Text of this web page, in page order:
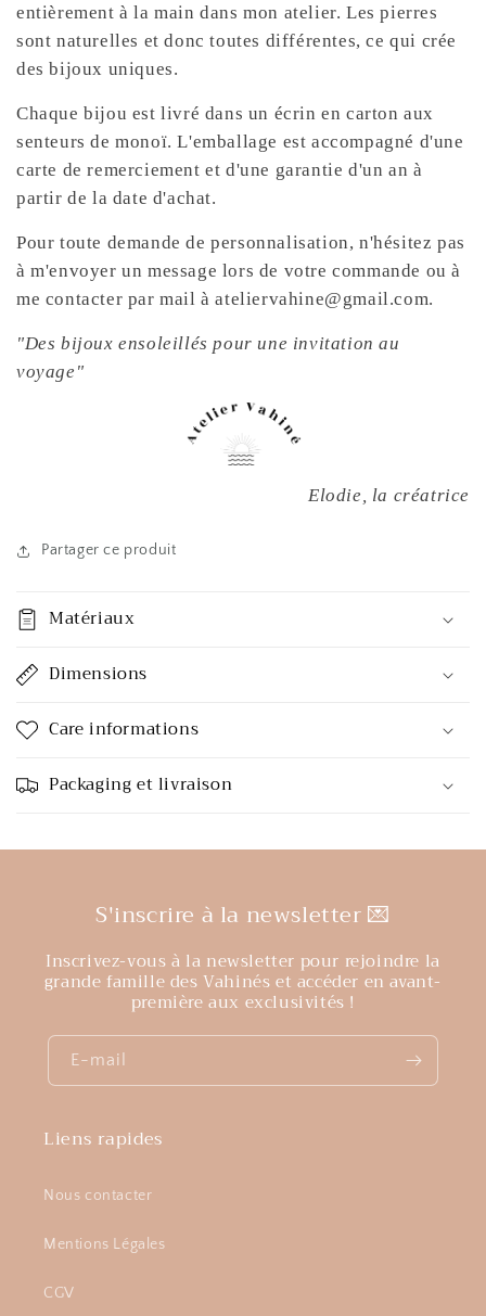
entièrement à la main dans mon atelier. Les pierres
sont naturelles et donc toutes différentes, ce qui crée
des bijoux uniques.
Chaque bijou est livré dans un écrin en carton aux
senteurs de monoï. L'emballage est accompagné d'une
carte de remerciement et d'une garantie d'un an à
partir de la date d'achat.
Pour toute demande de personnalisation, n'hésitez pas
à m'envoyer un message lors de votre commande ou à
me contacter par mail à ateliervahine@gmail.com.
"Des bijoux ensoleillés pour une invitation au
voyage"
Elodie, la créatrice
Partager ce produit
Matériaux
Dimensions
Care informations
Packaging et livraison
S'inscrire à la newsletter 💌
Inscrivez-vous à la newsletter pour rejoindre la
grande famille des Vahinés et accéder en avant-
première aux exclusivités !
E-mail
Liens rapides
Nous contacter
Mentions Légales
CGV